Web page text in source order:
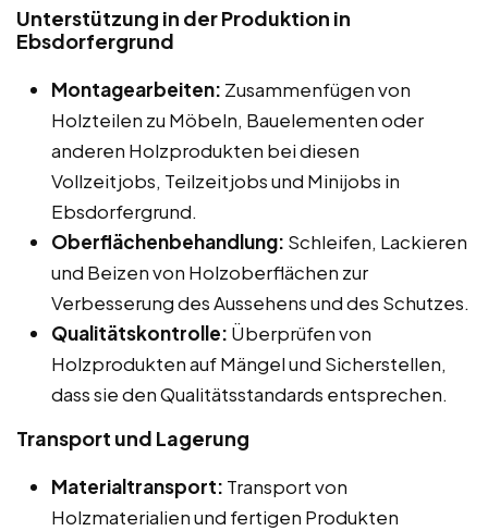
Unterstützung in der Produktion in
Ebsdorfergrund
Montagearbeiten: Zusammenfügen von
Holzteilen zu Möbeln, Bauelementen oder
anderen Holzprodukten bei diesen
Vollzeitjobs, Teilzeitjobs und Minijobs in
Ebsdorfergrund.
Oberflächenbehandlung: Schleifen, Lackieren
und Beizen von Holzoberflächen zur
Verbesserung des Aussehens und des Schutzes.
Qualitätskontrolle: Überprüfen von
Holzprodukten auf Mängel und Sicherstellen,
dass sie den Qualitätsstandards entsprechen.
Transport und Lagerung
Materialtransport: Transport von
Holzmaterialien und fertigen Produkten